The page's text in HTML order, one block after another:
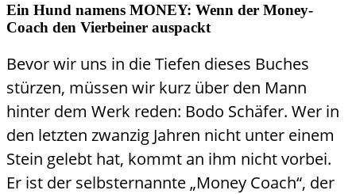
Ein Hund namens MONEY: Wenn der Money-
Coach den Vierbeiner auspackt
Bevor wir uns in die Tiefen dieses Buches
stürzen, müssen wir kurz über den Mann
hinter dem Werk reden: Bodo Schäfer. Wer in
den letzten zwanzig Jahren nicht unter einem
Stein gelebt hat, kommt an ihm nicht vorbei.
Er ist der selbsternannte „Money Coach“, der